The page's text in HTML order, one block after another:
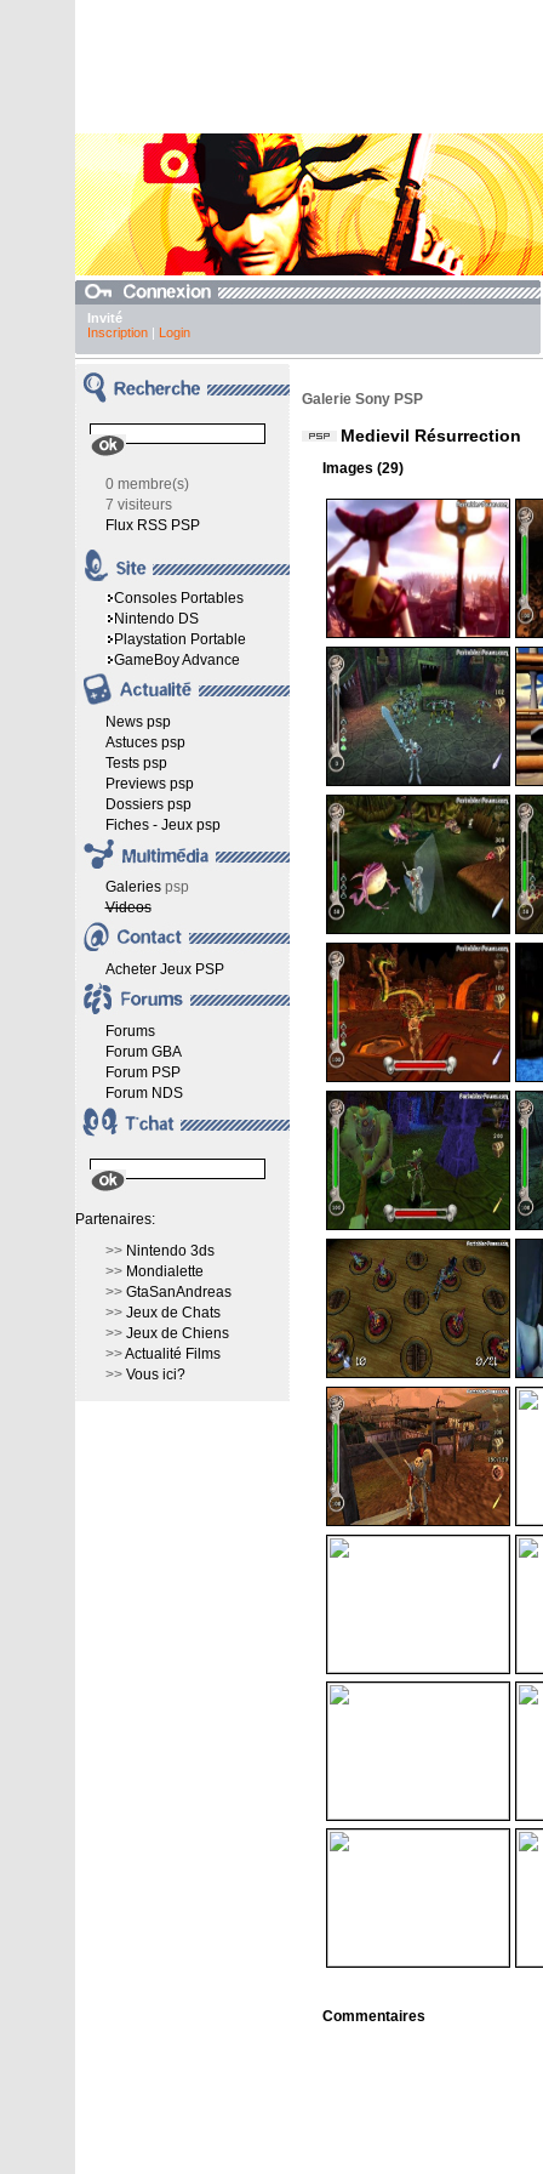
Invité
Inscription| Login
0 membre(s)
7 visiteurs
Flux RSS PSP
Consoles Portables
Nintendo DS
Playstation Portable
GameBoy Advance
News psp
Astuces psp
Tests psp
Previews psp
Dossiers psp
Fiches - Jeux psp
Galeriespsp
Videos
Acheter Jeux PSP
Forums
Forum GBA
Forum PSP
Forum NDS
Partenaires:
>> Nintendo 3ds
>> Mondialette
>> GtaSanAndreas
>> Jeux de Chats
>> Jeux de Chiens
>>Actualité Films
>> Vous ici?
Galerie Sony PSP
Medievil Résurrection
Images (29)
Commentaires